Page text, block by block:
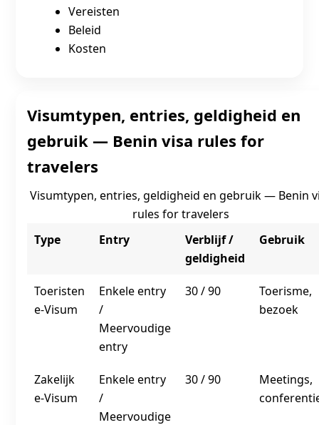
Vereisten
Beleid
Kosten
Visumtypen, entries, geldigheid en
gebruik — Benin visa rules for
travelers
Visumtypen, entries, geldigheid en gebruik — Benin
rules for travelers
Type
Entry
Verblijf /
geldigheid
Gebruik
Toeristen
e‑Visum
Enkele entry
/
Meervoudige
entry
30 / 90
Toerisme,
bezoek
Zakelijk
e‑Visum
Enkele entry
/
Meervoudige
30 / 90
Meetings,